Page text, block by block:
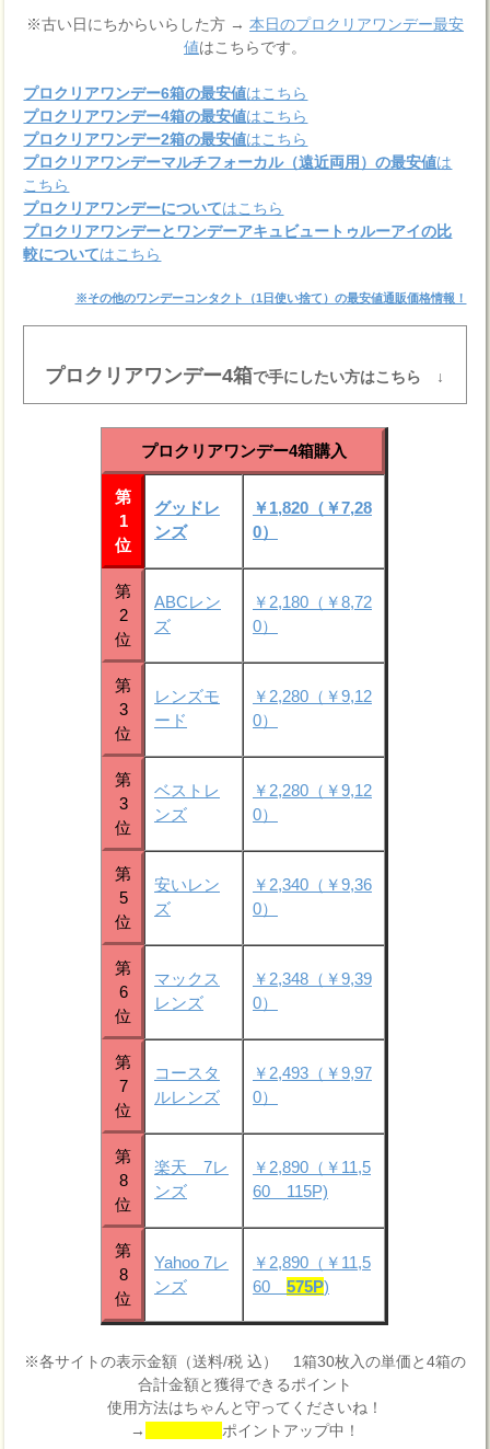
※古い日にちからいらした方 → 本日のプロクリアワンデー最安
値はこちらです。
プロクリアワンデー6箱の最安値はこちら
プロクリアワンデー4箱の最安値はこちら
プロクリアワンデー2箱の最安値はこちら
プロクリアワンデーマルチフォーカル（遠近両用）の最安値は
こちら
プロクリアワンデーについてはこちら
プロクリアワンデーとワンデーアキュビュートゥルーアイの比
較についてはこちら
※その他のワンデーコンタクト（1日使い捨て）の最安値通販価格情報！
プロクリアワンデー4箱で手にしたい方はこちら ↓
プロクリアワンデー4箱購入
第
1
位
グッドレ
ンズ
￥1,820（￥7,28
0）
第
2
位
ABCレン
ズ
￥2,180（￥8,72
0）
第
3
位
レンズモ
ード
￥2,280（￥9,12
0）
第
3
位
ベストレ
ンズ
￥2,280（￥9,12
0）
第
5
位
安いレン
ズ
￥2,340（￥9,36
0）
第
6
位
マックス
レンズ
￥2,348（￥9,39
0）
第
7
位
コースタ
ルレンズ
￥2,493（￥9,97
0）
第
8
位
楽天 7レ
ンズ
￥2,890（￥11,5
60 115P)
第
8
位
Yahoo 7レ
ンズ
￥2,890（￥11,5
60 575P)
※各サイトの表示金額（送料/税 込） 1箱30枚入の単価と4箱の
合計金額と獲得できるポイント
使用方法はちゃんと守ってくださいね！
→
ポイントアップ中！